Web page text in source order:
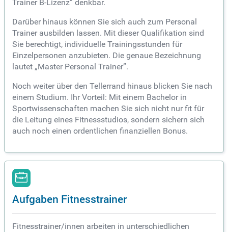
Trainer B-Lizenz” denkbar.
Darüber hinaus können Sie sich auch zum Personal
Trainer ausbilden lassen. Mit dieser Qualifikation sind
Sie berechtigt, individuelle Trainingsstunden für
Einzelpersonen anzubieten. Die genaue Bezeichnung
lautet „Master Personal Trainer”.
Noch weiter über den Tellerrand hinaus blicken Sie nach
einem Studium. Ihr Vorteil: Mit einem Bachelor in
Sportwissenschaften machen Sie sich nicht nur fit für
die Leitung eines Fitnessstudios, sondern sichern sich
auch noch einen ordentlichen finanziellen Bonus.
Aufgaben Fitnesstrainer
Fitnesstrainer/innen arbeiten in unterschiedlichen